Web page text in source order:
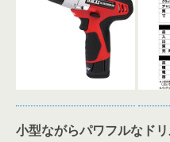
小型ながらパワフルなド